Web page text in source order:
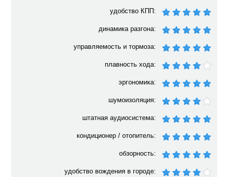
удобство КПП:
динамика разгона:
управляемость и тормоза:
плавность хода:
эргономика:
шумоизоляция:
штатная аудиосистема:
кондиционер / отопитель:
обзорность:
удобство вождения в городе: